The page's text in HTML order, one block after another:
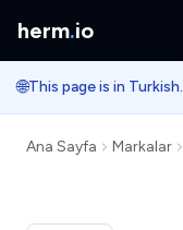
herm.io
🌐This page is in Turkish.
Ana Sayfa Markalar